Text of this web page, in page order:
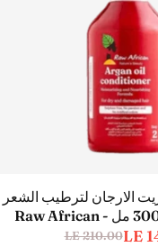
الارجان لترطيب الشعر
LE 210.00LE